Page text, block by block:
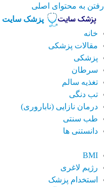
رفتن به محتوای اصلی
پزشک سایت
خانه
مقالات پزشکی
پزشکی
سرطان
تغذیه سالم
تب دنگی
درمان نازایی (ناباروری)
طب سنتی
دانستنی ها
BMI
رژیم لاغری
استخدام پزشک